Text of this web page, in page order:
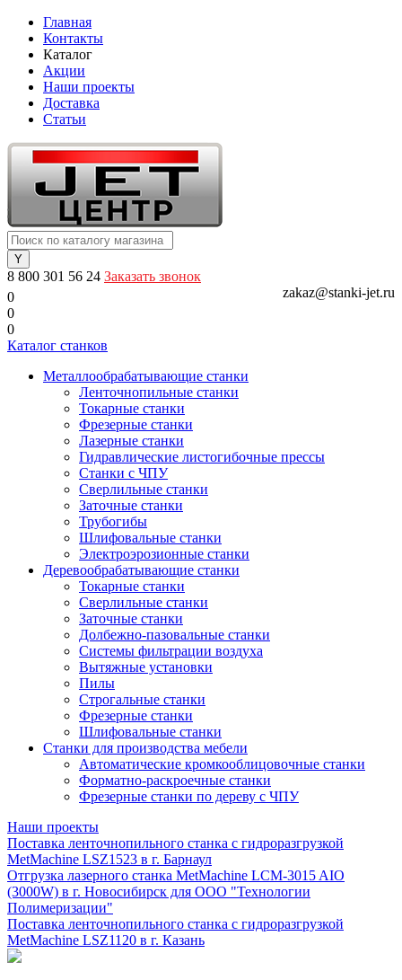
Главная
Контакты
Каталог
Акции
Наши проекты
Доставка
Статьи
8 800 301 56 24 Заказать звонок
zakaz@stanki-jet.ru
0
0
0
Каталог станков
Металлообрабатывающие станки
Ленточнопильные станки
Токарные станки
Фрезерные станки
Лазерные станки
Гидравлические листогибочные прессы
Станки с ЧПУ
Сверлильные станки
Заточные станки
Трубогибы
Шлифовальные станки
Электроэрозионные станки
Деревообрабатывающие станки
Токарные станки
Сверлильные станки
Заточные станки
Долбежно-пазовальные станки
Системы фильтрации воздуха
Вытяжные установки
Пилы
Строгальные станки
Фрезерные станки
Шлифовальные станки
Станки для производства мебели
Автоматические кромкооблицовочные станки
Форматно-раскроечные станки
Фрезерные станки по дереву с ЧПУ
Наши проекты
Поставка ленточнопильного станка c гидроразгрузкой
MetMachine LSZ1523 в г. Барнаул
Отгрузка лазерного станка MetMachine LCM-3015 AIO
(3000W) в г. Новосибирск для ООО "Технологии
Полимеризации"
Поставка ленточнопильного станка c гидроразгрузкой
MetMachine LSZ1120 в г. Казань